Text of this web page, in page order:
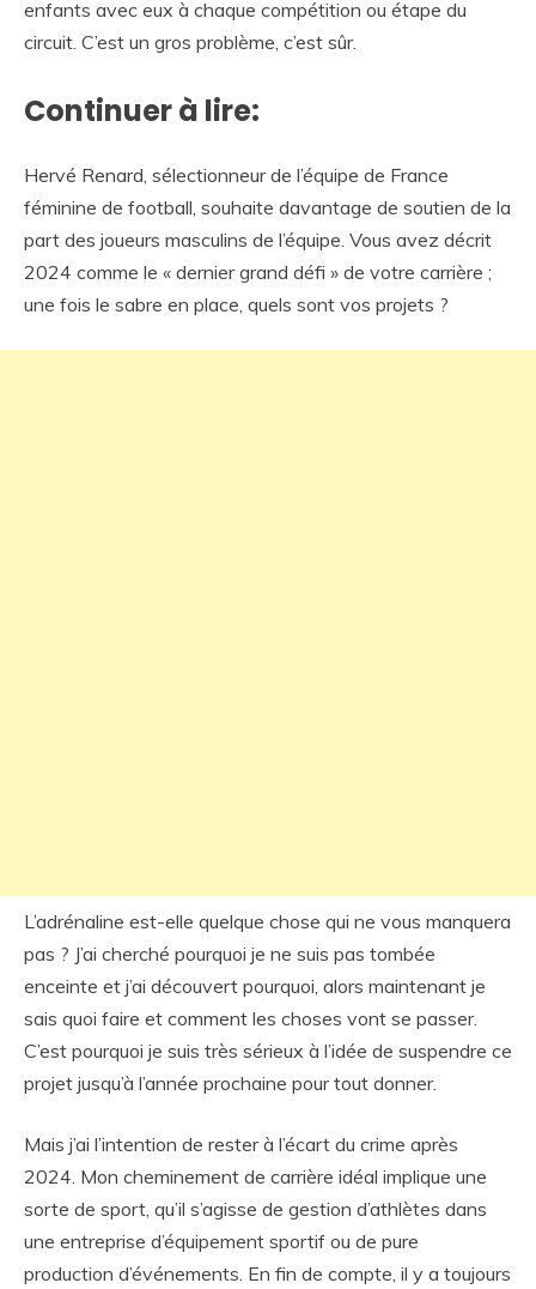
enfants avec eux à chaque compétition ou étape du
circuit. C’est un gros problème, c’est sûr.
Continuer à lire:
Hervé Renard, sélectionneur de l’équipe de France
féminine de football, souhaite davantage de soutien de la
part des joueurs masculins de l’équipe. Vous avez décrit
2024 comme le « dernier grand défi » de votre carrière ;
une fois le sabre en place, quels sont vos projets ?
L’adrénaline est-elle quelque chose qui ne vous manquera
pas ? J’ai cherché pourquoi je ne suis pas tombée
enceinte et j’ai découvert pourquoi, alors maintenant je
sais quoi faire et comment les choses vont se passer.
C’est pourquoi je suis très sérieux à l’idée de suspendre ce
projet jusqu’à l’année prochaine pour tout donner.
Mais j’ai l’intention de rester à l’écart du crime après
2024. Mon cheminement de carrière idéal implique une
sorte de sport, qu’il s’agisse de gestion d’athlètes dans
une entreprise d’équipement sportif ou de pure
production d’événements. En fin de compte, il y a toujours